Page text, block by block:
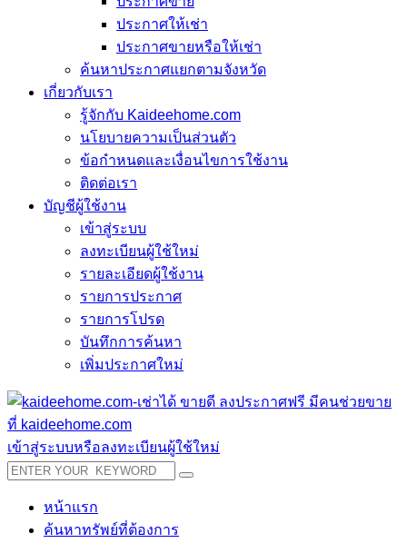
ประกาศให้เช่า
ประกาศขายหรือให้เช่า
ค้นหาประกาศแยกตามจังหวัด
เกี่ยวกับเรา
รู้จักกับ Kaideehome.com
นโยบายความเป็นส่วนตัว
ข้อกำหนดและเงื่อนไขการใช้งาน
ติดต่อเรา
บัญชีผู้ใช้งาน
เข้าสู่ระบบ
ลงทะเบียนผู้ใช้ใหม่
รายละเอียดผู้ใช้งาน
รายการประกาศ
รายการโปรด
บันทึกการค้นหา
เพิ่มประกาศใหม่
เข้าสู่ระบบหรือลงทะเบียนผู้ใช้ใหม่
หน้าแรก
ค้นหาทรัพย์ที่ต้องการ